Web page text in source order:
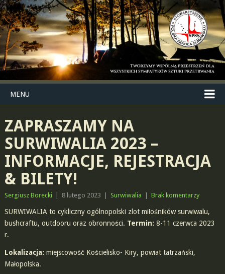
MENU
ZAPRASZAMY NA
SURWIWALIA 2023 –
INFORMACJE, REJESTRACJA
& BILETY!
Sergiusz Borecki 8 lutego 2023 Surwiwalia Brak komentarzy
SURWIWALIA to cykliczny ogólnopolski zlot miłośników surwiwalu,
bushcraftu, outdooru oraz obronności. Termin: 8-11 czerwca 2023
r.
Lokalizacja: miejscowość Kościelisko- Kiry, powiat tatrzański,
Małopolska.